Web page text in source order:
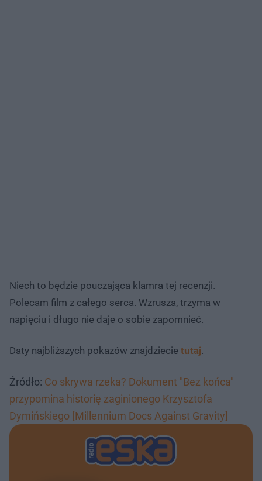
Niech to będzie pouczająca klamra tej recenzji.
Polecam film z całego serca. Wzrusza, trzyma w
napięciu i długo nie daje o sobie zapomnieć.
Daty najbliższych pokazów znajdziecie tutaj.
Źródło: Co skrywa rzeka? Dokument "Bez końca"
przypomina historię zaginionego Krzysztofa
Dymińskiego [Millennium Docs Against Gravity]